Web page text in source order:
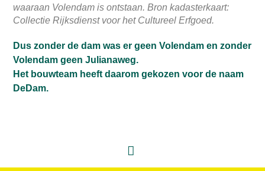
waaraan Volendam is ontstaan. Bron kadasterkaart:
Collectie Rijksdienst voor het Cultureel Erfgoed.
Dus zonder de dam was er geen Volendam en zonder
Volendam geen Julianaweg.
Het bouwteam heeft daarom gekozen voor de naam
DeDam.